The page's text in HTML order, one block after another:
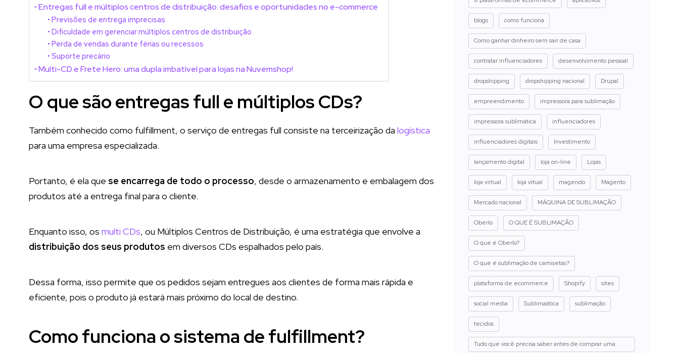
Entregas full e múltiplos centros de distribuição: desafios e oportunidades no e-commerce
Previsões de entrega imprecisas
Dificuldade em gerenciar múltiplos centros de distribuição
Perda de vendas durante férias ou recessos
Suporte precário
Multi-CD e Frete Hero: uma dupla imbatível para lojas na Nuvemshop!
O que são entregas full e múltiplos CDs?
Também conhecido como fulfillment, o serviço de entregas full consiste na terceirização da logística
para uma empresa especializada.
Portanto, é ela que se encarrega de todo o processo, desde o armazenamento e embalagem dos
produtos até a entrega final para o cliente.
Enquanto isso, os multi CDs, ou Múltiplos Centros de Distribuição, é uma estratégia que envolve a
distribuição dos seus produtos em diversos CDs espalhados pelo país.
Dessa forma, isso permite que os pedidos sejam entregues aos clientes de forma mais rápida e
eficiente, pois o produto já estará mais próximo do local de destino.
Como funciona o sistema de fulfillment?
blogs como funciona
Como ganhar dinheiro sem sair de casa
contratar influenciadores desenvolvimento pessoal
dropshipping dropshipping nacional Drupal
empreendimento impressora para sublimação
impressora sublimática influenciadores
influenciadores digitais Investimento
lançamento digital loja on-line Lojas
loja virtual loja vitual magendo Magento
Mercado nacional MÁQUINA DE SUBLIMAÇÃO
Oberlo O QUE É SUBLIMAÇÃO
O que é Oberlo?
O que é sublimação de camisetas?
plataforma de ecommerce Shopify sites
social media Sublimaática sublimação
tecidos
Tudo que você precisa saber antes de comprar uma